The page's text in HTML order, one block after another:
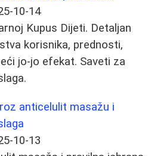
10-14
Kupus Dijeti. Detaljan
korisnika, prednosti,
jo-jo efekat. Saveti za
anticelulit masažu i
10-13